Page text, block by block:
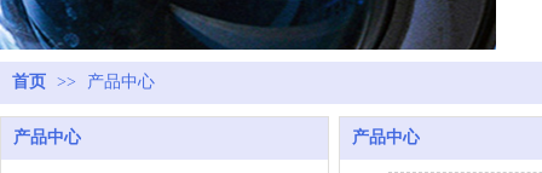
首页 >> 产品中心
产品中心 产品中心